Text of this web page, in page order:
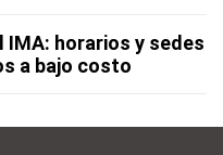
IMA: horarios y sedes
a bajo costo